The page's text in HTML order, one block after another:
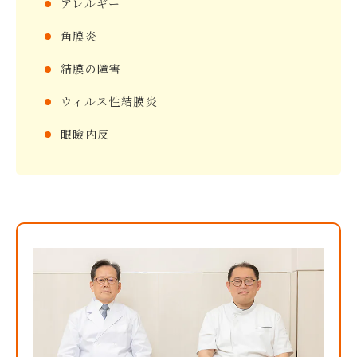
角膜炎
結膜の障害
ウィルス性結膜炎
眼瞼内反